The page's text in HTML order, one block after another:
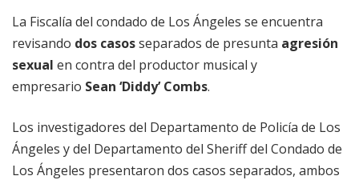
La Fiscalía del condado de Los Ángeles se encuentra
revisando dos casosseparados de presunta agresión
sexual en contra del productor musical y
empresario Sean ‘Diddy’ Combs.
Los investigadores del Departamento de Policía de Los
Ángeles y del Departamento del Sheriff del Condado de
Los Ángeles presentaron dos casos separados, ambos